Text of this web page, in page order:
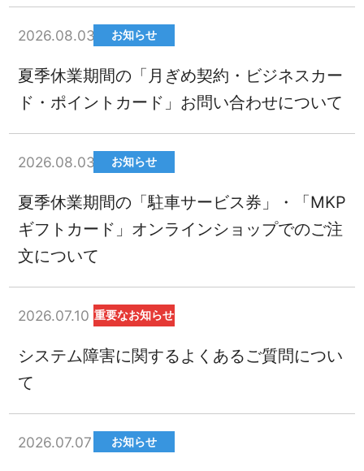
2026.08.03 お知らせ
夏季休業期間の「月ぎめ契約・ビジネスカー
ド・ポイントカード」お問い合わせについて
2026.08.03 お知らせ
夏季休業期間の「駐車サービス券」・「MKP
ギフトカード」オンラインショップでのご注
文について
2026.07.10 重要なお知らせ
システム障害に関するよくあるご質問につい
て
2026.07.07 お知らせ